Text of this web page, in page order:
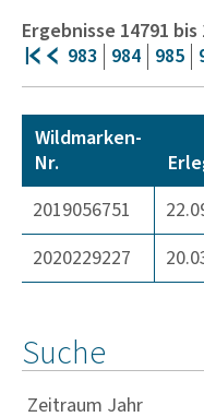
Ergebnisse 14791 bis
983 984 985
Wildmarken-
Nr.
2019056751
2020229227
Suche
Zeitraum Jahr